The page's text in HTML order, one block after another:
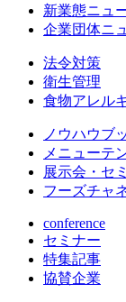
新業態ニュ
企業団体ニ
法令対策
衛生管理
食物アレル
ノウハウブ
メニューテ
展示会・セ
フーズチャ
conference
セミナー
特集記事
協賛企業